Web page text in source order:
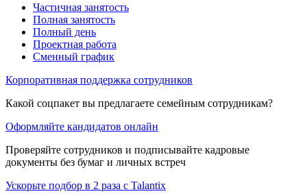
Частичная занятость
Полная занятость
Полный день
Проектная работа
Сменный график
Корпоративная поддержка сотрудников
Какой соцпакет вы предлагаете семейным сотрудникам?
Оформляйте кандидатов онлайн
Проверяйте сотрудников и подписывайте кадровые
документы без бумаг и личных встреч
Ускорьте подбор в 2 раза с Talantix